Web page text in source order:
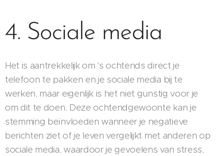
4. Sociale media
Het is aantrekkelijk om 's ochtends direct je
telefoon te pakken en je sociale media bij te
werken, maar eigenlijk is het niet gunstig voor je
om dit te doen. Deze ochtendgewoonte kan je
stemming beïnvloeden wanneer je negatieve
berichten ziet of je leven vergelijkt met anderen op
sociale media, waardoor je gevoelens van stress,